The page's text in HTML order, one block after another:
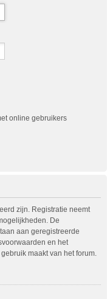
online gebruikers
zijn. Registratie neemt
De
aan geregistreerde
en het
maakt van het forum.